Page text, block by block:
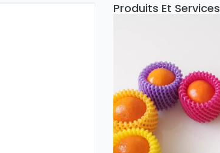
Produits Et Services